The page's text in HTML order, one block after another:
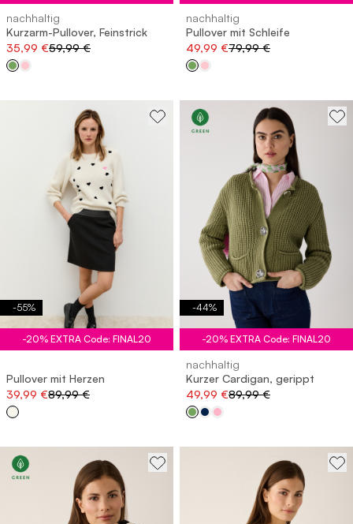
nachhaltig
Kurzarm-Pullover, Feinstrick
35,99 €59,99 €
nachhaltig
Pullover mit Schleife
49,99 €79,99 €
-55%
-20% EXTRA Code: FINAL20
Pullover mit Herzen
39,99 €89,99 €
-44%
-20% EXTRA Code: FINAL20
nachhaltig
Kurzer Cardigan, gerippt
49,99 €89,99 €